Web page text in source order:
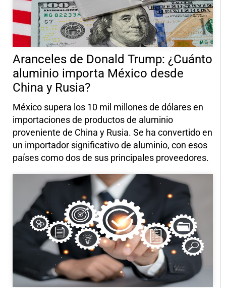
Aranceles de Donald Trump: ¿Cuánto
aluminio importa México desde
China y Rusia?
México supera los 10 mil millones de dólares en
importaciones de productos de aluminio
proveniente de China y Rusia. Se ha convertido en
un importador significativo de aluminio, con esos
países como dos de sus principales proveedores.